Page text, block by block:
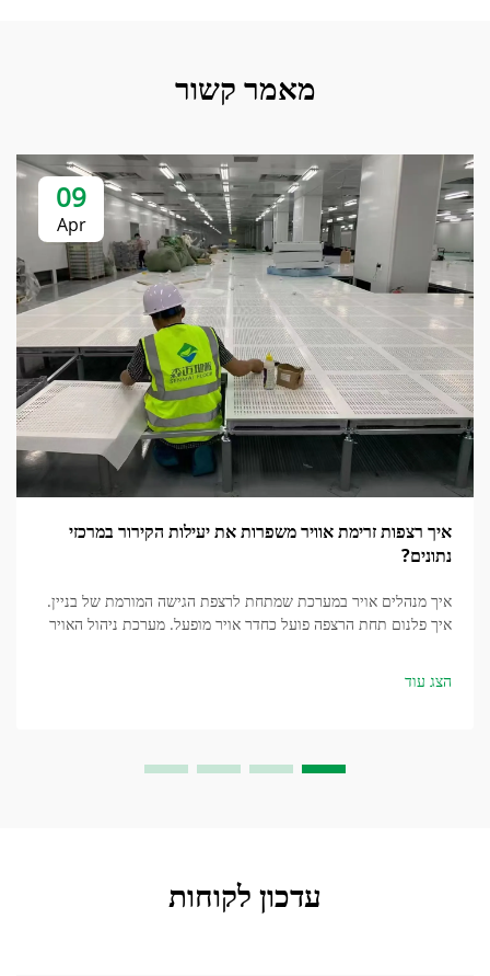
מאמר קשור
09
Apr
איך רצפות זרימת אוויר משפרות את יעילות הקירור במרכזי
נתונים?
איך מנהלים אויר במערכת שמתחת לרצפת הגישה המורמת של בניין.
איך פלנום תחת הרצפה פועל כחדר אויר מופעל. מערכת ניהול האויר
הצג עוד
עדכון לקוחות